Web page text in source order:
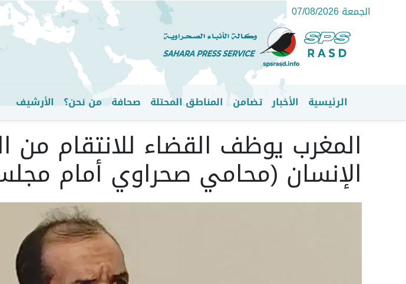
الجمعة 07/08/2026
القائمة الرئيسية
الرئيسية الأخبار تضامن المناطق المحتلة صحافة من نحن؟ الأرشيف
المغرب يوظف القضاء للانتقام
الإنسان (محامي صحراوي أمام